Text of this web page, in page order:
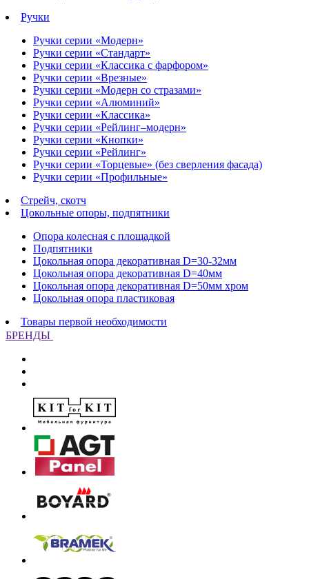
Ручки
Ручки серии «Модерн»
Ручки серии «Стандарт»
Ручки серии «Классика с фарфором»
Ручки серии «Врезные»
Ручки серии «Модерн со стразами»
Ручки серии «Алюминий»
Ручки серии «Классика»
Ручки серии «Рейлинг–модерн»
Ручки серии «Кнопки»
Ручки серии «Рейлинг»
Ручки серии «Торцевые» (без сверления фасада)
Ручки серии «Профильные»
Стрейч, скотч
Цокольные опоры, подпятники
Опора колесная с площадкой
Подпятники
Цокольная опора декоративная D=30-32мм
Цокольная опора декоративная D=40мм
Цокольная опора декоративная D=50мм хром
Цокольная опора пластиковая
Товары первой необходимости
БРЕНДЫ